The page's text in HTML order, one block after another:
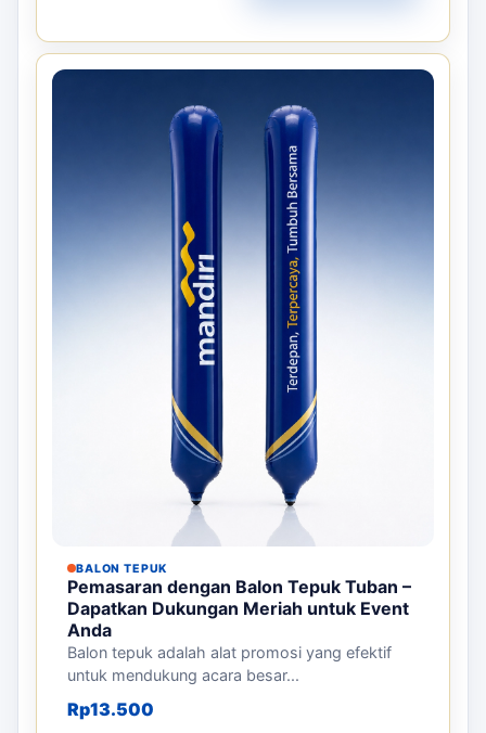
BALON TEPUK
Pemasaran dengan Balon Tepuk Tuban –
Dapatkan Dukungan Meriah untuk Event
Anda
Balon tepuk adalah alat promosi yang efektif
untuk mendukung acara besar...
Rp13.500